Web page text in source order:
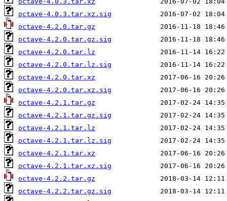
octave-4.0.3.tar.xz.sig
octave-4.2.0.tar.gz
octave-4.2.0.tar.gz.sig
octave-4.2.0.tar.lz
octave-4.2.0.tar.lz.sig
octave-4.2.0.tar.xz
octave-4.2.0.tar.xz.sig
octave-4.2.1.tar.gz
octave-4.2.1.tar.gz.sig
octave-4.2.1.tar.lz
octave-4.2.1.tar.lz.sig
octave-4.2.1.tar.xz
octave-4.2.1.tar.xz.sig
octave-4.2.2.tar.gz
octave-4.2.2.tar.gz.sig